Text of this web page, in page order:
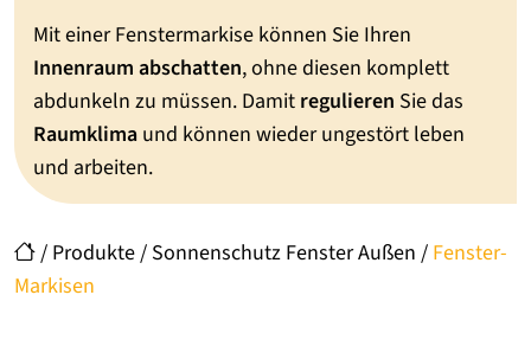
/ Produkte/ Sonnenschutz Fenster Außen / Fenster-
Markisen
Mit einer Fenstermarkise können Sie Ihren
Innenraum abschatten, ohne diesen komplett
abdunkeln zu müssen. Damit regulieren Sie das
Raumklima und können wieder ungestört leben
und arbeiten.